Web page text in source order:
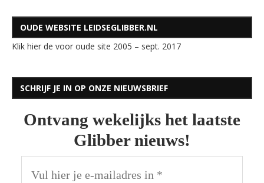
OUDE WEBSITE LEIDSEGLIBBER.NL
Klik hier de voor oude site 2005 – sept. 2017
SCHRIJF JE IN OP ONZE NIEUWSBRIEF
Ontvang wekelijks het laatste
Glibber nieuws!